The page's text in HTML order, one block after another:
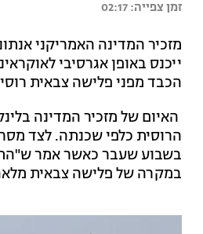
זמן צפייה: 02:17
מזכיר המדינה האמריקני
ייכנס באופן אגרסיבי
הכבד מפני פלישה צבאית
האיום של מזכיר המדינה
הרוסית כלפי שכנתה. לצד
בשבוע שעבר כאשר אמר
במקרה של פלישה צבאית